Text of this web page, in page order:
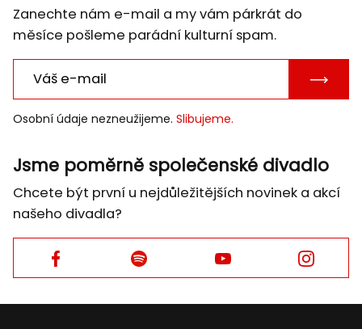
Zanechte nám e-mail a my vám párkrát do
měsíce pošleme parádní kulturní spam.
E-
Osobní údaje nezneužijeme. Slibujeme.
Jsme poměrně společenské divadlo
Chcete být první u nejdůležitějších novinek a akcí
našeho divadla?
Facebook Facebook Facebook Facebook